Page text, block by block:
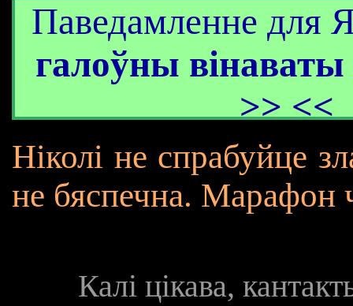
Паведамленне для
галоўны
>> <<
Ніколі не спрабуйце
не бяспечна. Марафон
Калі цікава,